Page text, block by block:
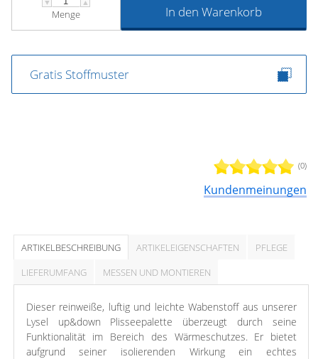
(0)
Kundenmeinungen
Menge In den Warenkorb
Gratis Stoffmuster
ARTIKELBESCHREIBUNG ARTIKELEIGENSCHAFTEN
PFLEGE
LIEFERUMFANG
MESSEN UND MONTIEREN
Dieser reinweiße, luftig und leichte Wabenstoff aus unserer
Lysel up&down Plisseepalette überzeugt durch seine
Funktionalität im Bereich des Wärmeschutzes. Er bietet
aufgrund seiner isolierenden Wirkung ein echtes